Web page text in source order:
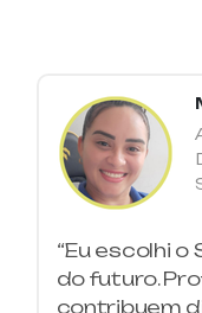
GESTÃO
ASSISTENTE DE
CONSTRUÇÃO
AUTOCAD 2D
AUTOMAÇÃO
“Eu escolhi o
do futuro.
contribuem